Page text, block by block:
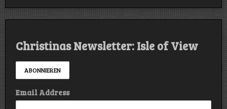
Christinas Newsletter: Isle of View
Email Address